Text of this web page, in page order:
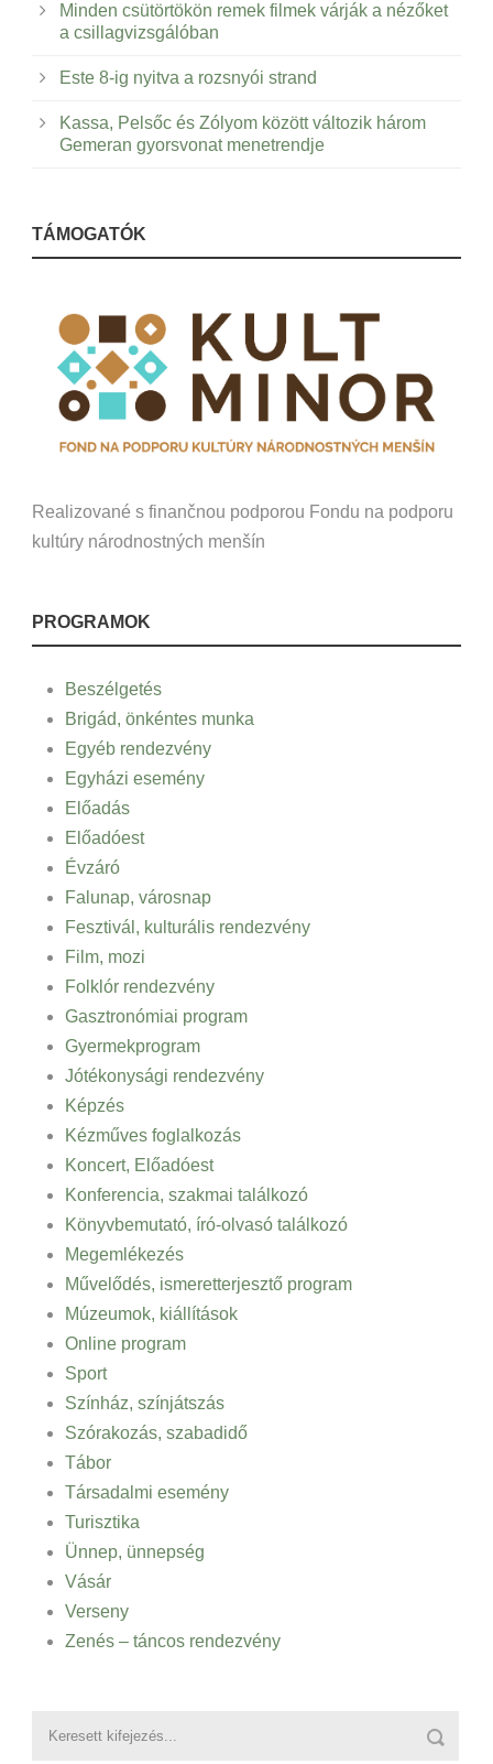
Minden csütörtökön remek filmek várják a nézőket
a csillagvizsgálóban
Este 8-ig nyitva a rozsnyói strand
Kassa, Pelsőc és Zólyom között változik három
Gemeran gyorsvonat menetrendje
TÁMOGATÓK
Realizované s finančnou podporou Fondu na podporu
kultúry národnostných menšín
PROGRAMOK
Beszélgetés
Brigád, önkéntes munka
Egyéb rendezvény
Egyházi esemény
Előadás
Előadóest
Évzáró
Falunap, városnap
Fesztivál, kulturális rendezvény
Film, mozi
Folklór rendezvény
Gasztronómiai program
Gyermekprogram
Jótékonysági rendezvény
Képzés
Kézműves foglalkozás
Koncert, Előadóest
Konferencia, szakmai találkozó
Könyvbemutató, író-olvasó találkozó
Megemlékezés
Művelődés, ismeretterjesztő program
Múzeumok, kiállítások
Online program
Sport
Színház, színjátszás
Szórakozás, szabadidő
Tábor
Társadalmi esemény
Turisztika
Ünnep, ünnepség
Vásár
Verseny
Zenés – táncos rendezvény